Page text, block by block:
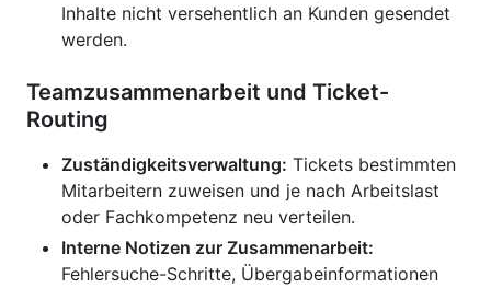
Inhalte nicht versehentlich an Kunden gesendet
werden.
Teamzusammenarbeit und Ticket-
Routing
Zuständigkeitsverwaltung: Tickets bestimmten
Mitarbeitern zuweisen und je nach Arbeitslast
oder Fachkompetenz neu verteilen.
Interne Notizen zur Zusammenarbeit:
Fehlersuche-Schritte, Übergabeinformationen